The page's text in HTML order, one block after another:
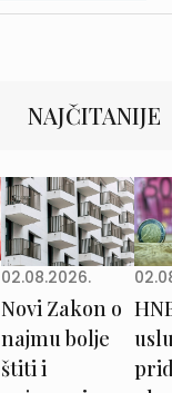
NAJČITANIJE
02.08.2026.
Novi Zakon o
najmu bolje
štiti i